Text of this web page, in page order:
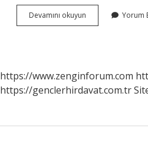
Devamını okuyun
Basınç
Yorum
https://www.zenginforum.com
https://genclerhirdavat.com.tr